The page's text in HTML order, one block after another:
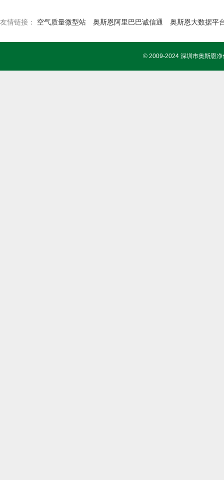
友情链接： 空气质量微型站 奥斯恩阿里巴巴诚信通 奥斯恩大数据平
© 2009-2024 深圳市奥斯恩